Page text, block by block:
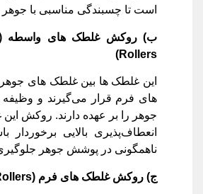
است تا چسبندگی مناسبی با جوهر
ب) روکش غلطک‌ های واسطه
Rollers)
این غلطک ‌ها بین غلطک‌ های
‌های فرم قرار می‌گیرند و وظیفه
جوهر را بر عهده دارند. روکش این
انعطاف‌پذیری بالایی برخوردار
ناهمگونی در پوشش جوهر
ج) روکش غلطک‌ های فرم (Form Rollers)